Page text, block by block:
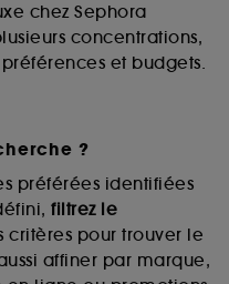
chez Sephora
concentrations,
et budgets.
?
préférées identifiées
filtrez le
critères pour trouver le
affiner par marque,